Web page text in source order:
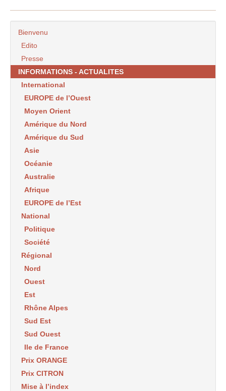
Bienvenu
Edito
Presse
INFORMATIONS - ACTUALITES
International
EUROPE de l’Ouest
Moyen Orient
Amérique du Nord
Amérique du Sud
Asie
Océanie
Australie
Afrique
EUROPE de l’Est
National
Politique
Société
Régional
Nord
Ouest
Est
Rhône Alpes
Sud Est
Sud Ouest
Ile de France
Prix ORANGE
Prix CITRON
Mise à l’index